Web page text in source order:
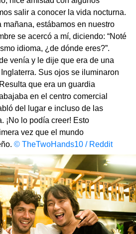
salir a conocer la vida nocturna.
mañana, estábamos en nuestro
se acercó a mí, diciendo: “Noté
idioma, ¿de dónde eres?”.
venía y le dije que era de una
Sus ojos se iluminaron
que era un guardia
en el centro comercial
del lugar e incluso de las
¡No lo podía creer! Esto
vez que el mundo
© TheTwoHands10 / Reddit